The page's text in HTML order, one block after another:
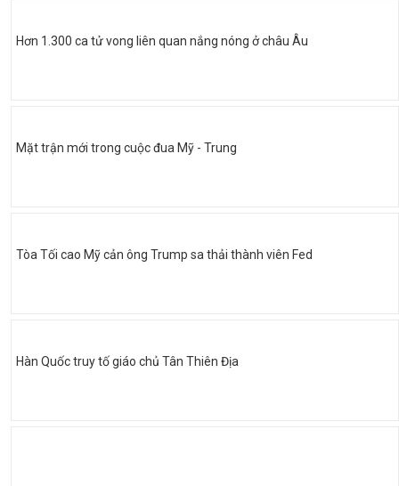
Hơn 1.300 ca tử vong liên quan nắng nóng ở châu Âu
Mặt trận mới trong cuộc đua Mỹ - Trung
Tòa Tối cao Mỹ cản ông Trump sa thải thành viên Fed
Hàn Quốc truy tố giáo chủ Tân Thiên Địa